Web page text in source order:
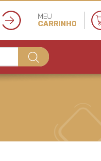
MEU
CARRINHO